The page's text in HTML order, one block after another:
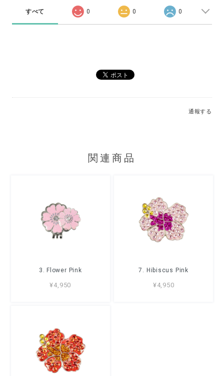
すべて 0 0 0
通報する
関連商品
3. Flower Pink
¥4,950
7. Hibiscus Pink
¥4,950